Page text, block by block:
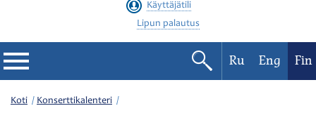
Käyttäjätili
Lipun palautus
Filharmonia
Ru Eng Fin
Koti Konserttikalenteri